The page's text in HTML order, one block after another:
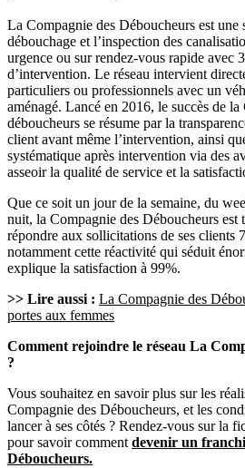
La Compagnie des Déboucheurs est une
débouchage et l’inspection des
urgence ou sur rendez-vous rapide avec
d’intervention. Le réseau intervient
particuliers ou professionnels avec un
aménagé. Lancé en 2016, le succès de la
déboucheurs se résume par la
client avant même l’intervention, ainsi
systématique après intervention via des
asseoir la qualité de service et la
Que ce soit un jour de la semaine, du
nuit, la Compagnie des Déboucheurs
répondre aux sollicitations de ses clients
notamment cette réactivité qui séduit
explique la satisfaction à 99%.
>> Lire aussi : La Compagnie des
portes aux femmes
Comment rejoindre le réseau La
?
Vous souhaitez en savoir plus sur les
Compagnie des Déboucheurs, et les
lancer à ses côtés ? Rendez-vous sur la
pour savoir comment devenir un
Déboucheurs.